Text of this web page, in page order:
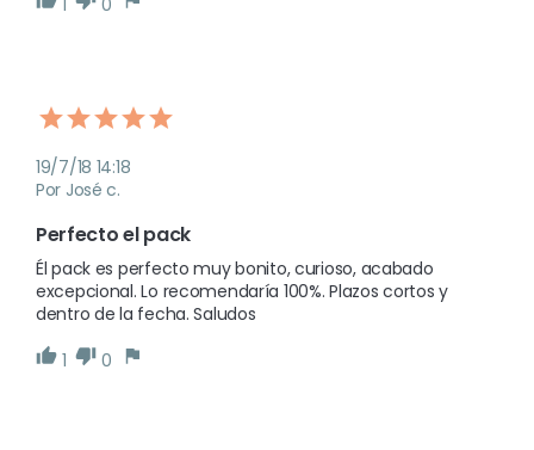
19/7/18 14:18
Por José c.
Perfecto el pack
Él pack es perfecto muy bonito, curioso, acabado
excepcional. Lo recomendaría 100%. Plazos cortos y
dentro de la fecha. Saludos
1
0